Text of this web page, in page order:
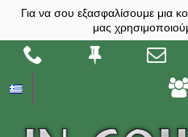
Για να σου εξασφαλίσουμε μια
μας